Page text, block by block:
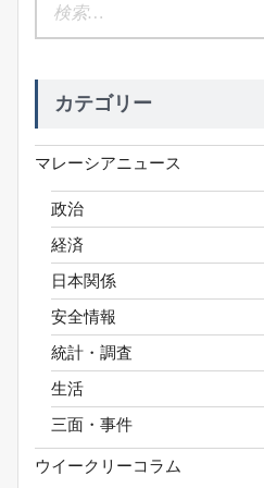
カテゴリー
マレーシアニュース
政治
経済
日本関係
安全情報
統計・調査
生活
三面・事件
ウイークリーコラム